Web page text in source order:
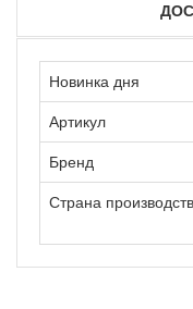
Новинка дня
Артикул
Бренд
Страна